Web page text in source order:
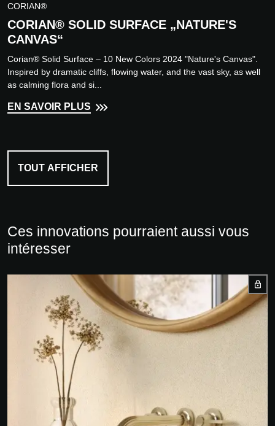
CORIAN®
CORIAN® SOLID SURFACE „NATURE'S
CANVAS“
Corian® Solid Surface – 10 New Colors 2024 "Nature's Canvas".
Inspired by dramatic cliffs, flowing water, and the vast sky, as well
as calming flora and si...
EN SAVOIR PLUS
TOUT AFFICHER
Ces innovations pourraient aussi vous
intéresser